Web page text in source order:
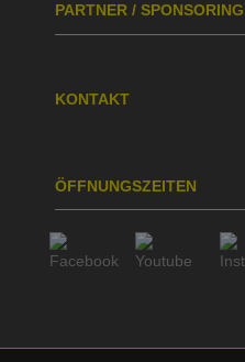
PARTNER / SPONSORING
KONTAKT
ÖFFNUNGSZEITEN